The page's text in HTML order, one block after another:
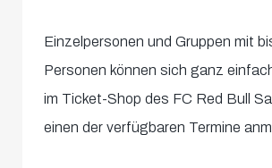
Einzelpersonen und Gruppen mit
Personen können sich ganz
im Ticket-Shop des FC Red Bull
einen der verfügbaren Termine